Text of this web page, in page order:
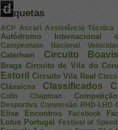
d
Etiquetas
ACP Ascari Assistência Técnica
Autódromo Internacional
Campeonato Nacional
Caterham Circuito
Braga Circuito de Vila do
Estoril Circuito Vila Real
Clássicos Classificados
Colin Chapman Competição
Desportiva Conversão RHD-LHD
Elise Encontros Facebook
Lotus Portugal
Festival of Speed